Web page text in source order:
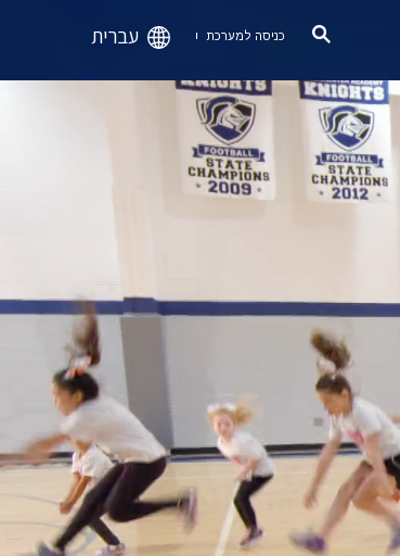
כניסה למערכת עברית